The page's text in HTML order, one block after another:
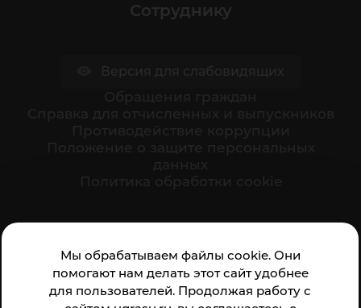
Мы обрабатываем файлы cookie. Они
помогают нам делать этот сайт удобнее
для пользователей. Продолжая работу с
Сотруднику
организации: